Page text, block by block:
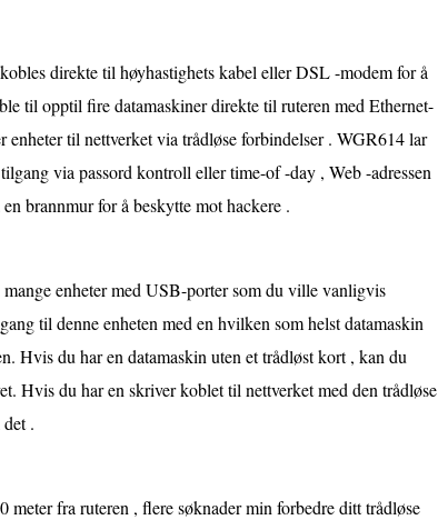
direkte til høyhastighets kabel eller DSL -modem for å
til opptil fire datamaskiner direkte til ruteren med Ethernet-
til nettverket via trådløse forbindelser . WGR614 lar
via passord kontroll eller time-of -day , Web -adressen
brannmur for å beskytte mot hackere .
enheter med USB-porter som du ville vanligvis
til denne enheten med en hvilken som helst datamaskin
Hvis du har en datamaskin uten et trådløst kort , kan du
Hvis du har en skriver koblet til nettverket med den trådløse
.
fra ruteren , flere søknader min forbedre ditt trådløse